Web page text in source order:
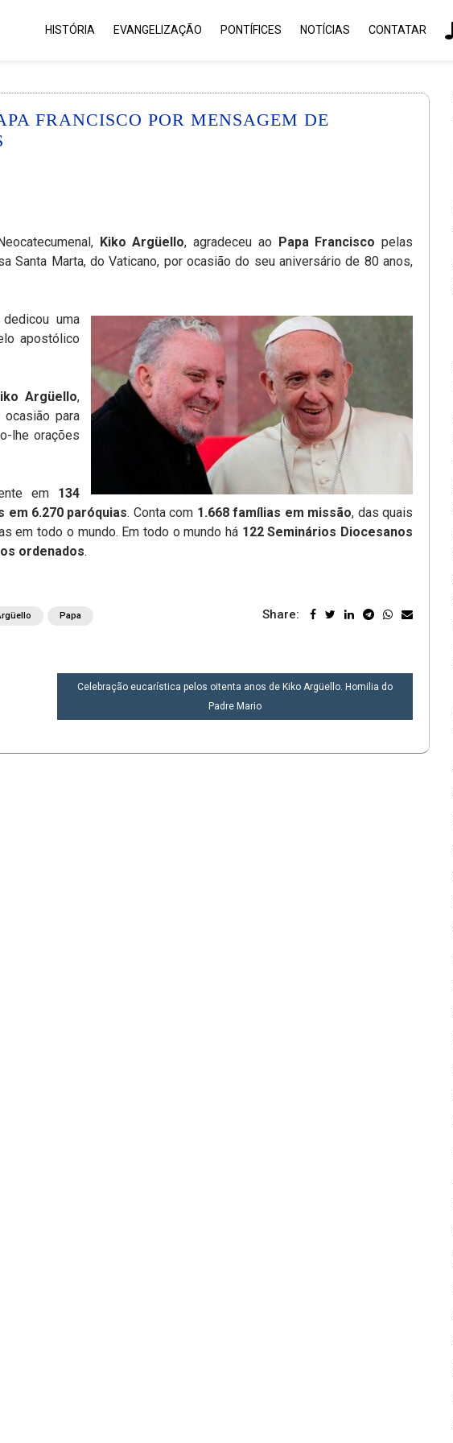
HISTÓRIA EVANGELIZAÇÃO PONTÍFICES NOTÍCIAS CONTATAR
FRANCISCO POR MENSAGEM DE
Kiko Argüello, agradeceu ao Papa Francisco pelas
Santa Marta, do Vaticano, por ocasião do seu aniversário de 80 anos,
uma
apostólico
Argüello,
ocasião para
lhe orações
em 134
em 6.270 paróquias. Conta com 1.668 famílias em missão, das quais
em todo o mundo. Em todo o mundo há 122 Seminários Diocesanos
ordenados.
Papa Share:
Celebração eucarística pelos oitenta anos de Kiko Argüello. Homilia do
Padre Mario